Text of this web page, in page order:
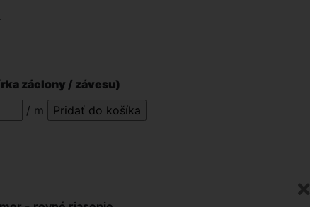
záclony / závesu)
/ m